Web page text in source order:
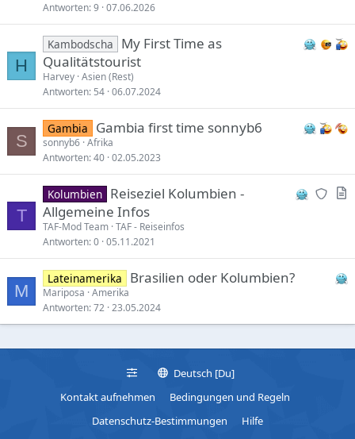
Antworten 9 07.06.2026
H
Kambodscha
My First Time as
Qualitätstourist
Harvey Asien (Rest)
Antworten 54 06.07.2024
S
Gambia Gambia first time sonnyb6
sonnyb6 Afrika
Antworten 40 02.05.2023
T
N
e
p
s
c
l
Kolumbien Reiseziel Kolumbien -
Allgemeine Infos
TAF-Mod Team TAF - Reiseinfos
Antworten 0 05.11.2021
M
Lateinamerika Brasilien oder Kolumbien?
Mariposa Amerika
Antworten 72 23.05.2024
Deutsch [Du]
Kontakt aufnehmen
Bedingungen und Regeln
Datenschutz-Bestimmungen
Hilfe